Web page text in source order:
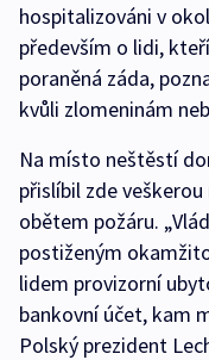
hospitalizováni v
především o lidi,
poraněná záda,
kvůli zlomeninám
Na místo neštěstí
přislíbil zde
obětem požáru.
postiženým
lidem provizorní
bankovní účet, kam
Polský prezident